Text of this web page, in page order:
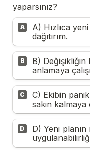
yaparsınız?
A
A) Hızlıca
dağıtırım.
B
B) Değişikliğin
anlamaya
C
C) Ekibin
sakin kalmaya
D
D) Yeni